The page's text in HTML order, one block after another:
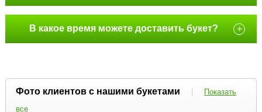
В какое время можете доставить букет? +
Фото клиентов с нашими букетами |
Показать
все